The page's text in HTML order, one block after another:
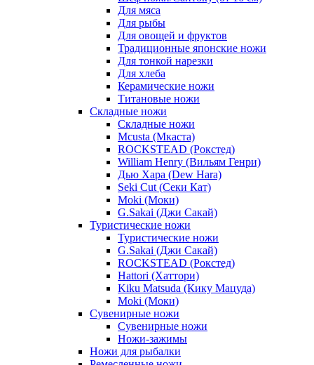
Для мяса
Для рыбы
Для овощей и фруктов
Традиционные японские ножи
Для тонкой нарезки
Для хлеба
Керамические ножи
Титановые ножи
Складные ножи
Складные ножи
Mcusta (Мкаста)
ROCKSTEAD (Рокстед)
William Henry (Вильям Генри)
Дью Хара (Dew Hara)
Seki Cut (Секи Кат)
Moki (Моки)
G.Sakai (Джи Сакай)
Туристические ножи
Туристические ножи
G.Sakai (Джи Сакай)
ROCKSTEAD (Рокстед)
Hattori (Хаттори)
Kiku Matsuda (Кику Мацуда)
Moki (Моки)
Сувенирные ножи
Сувенирные ножи
Ножи-зажимы
Ножи для рыбалки